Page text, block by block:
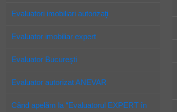
Evaluatori imobiliari autorizaţi
Evaluator imobiliar expert
Evaluator Bucureşti
Evaluator autorizat ANEVAR
Când apelăm la “Evaluatorul EXPERT în